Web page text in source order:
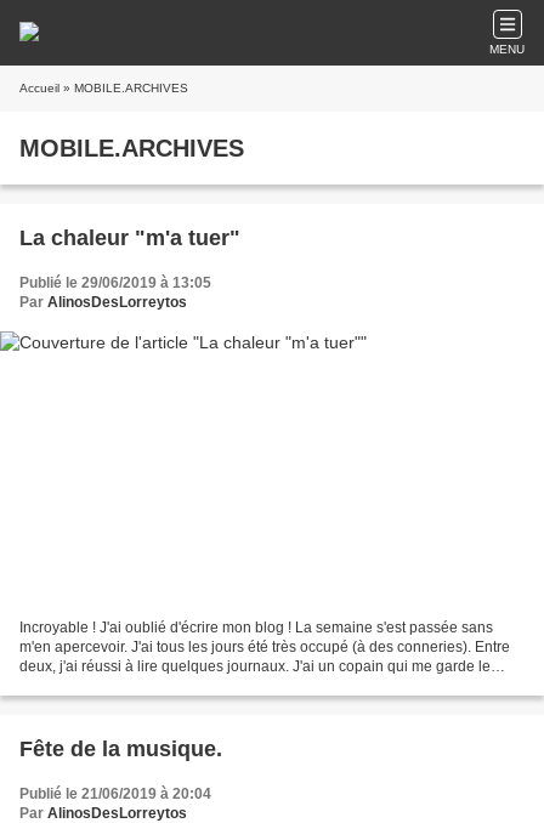
MENU
Accueil » MOBILE.ARCHIVES
MOBILE.ARCHIVES
La chaleur "m'a tuer"
Publié le 29/06/2019 à 13:05
Par AlinosDesLorreytos
Incroyable ! J'ai oublié d'écrire mon blog ! La semaine s'est passée sans
m'en apercevoir. J'ai tous les jours été très occupé (à des conneries). Entre
deux, j'ai réussi à lire quelques journaux. J'ai un copain qui me garde le
Fête de la musique.
Publié le 21/06/2019 à 20:04
Par AlinosDesLorreytos